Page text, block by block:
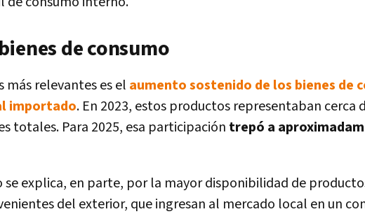
de consumo
más relevantes es el aumento sostenido de los bienes de
importado. En 2023, estos productos representaban cerca
totales. Para 2025, esa participación trepó a
se explica, en parte, por la mayor disponibilidad de
del exterior, que ingresan al mercado local en un